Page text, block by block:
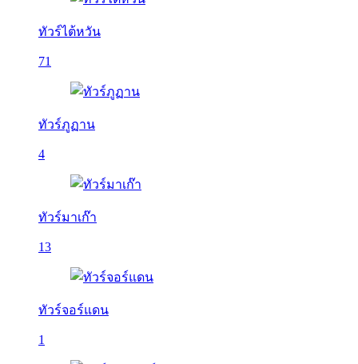
ทัวร์ไต้หวัน
71
ทัวร์ภูฏาน
4
ทัวร์มาเก๊า
13
ทัวร์จอร์แดน
1